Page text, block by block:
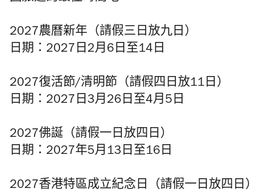
2027農曆新年（請假三日放九日）
日期：2027日2月6日至14日
2027復活節/清明節（請假四日放11日）
日期：2027日3月26日至4月5日
2027佛誕（請假一日放四日）
日期：2027年5月13日至16日
2027香港特區成立紀念日（請假一日放四日）